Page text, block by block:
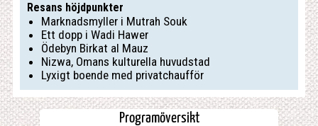
Resans höjdpunkter
Marknadsmyller i Mutrah Souk
Ett dopp i Wadi Hawer
Ödebyn Birkat al Mauz
Nizwa, Omans kulturella huvudstad
Lyxigt boende med privatchaufför
Programöversikt